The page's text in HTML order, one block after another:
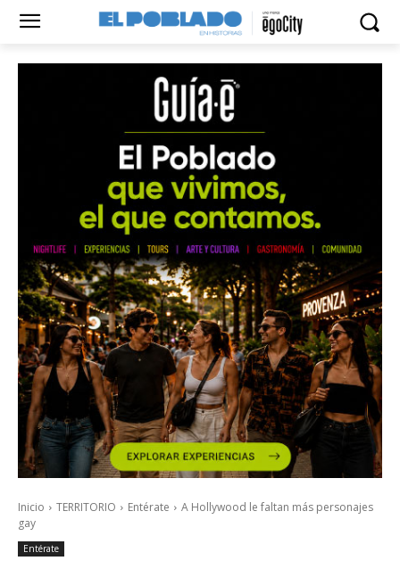
Inicio TERRITORIO Entérate
A Hollywood le faltan más personajes
gay
Entérate